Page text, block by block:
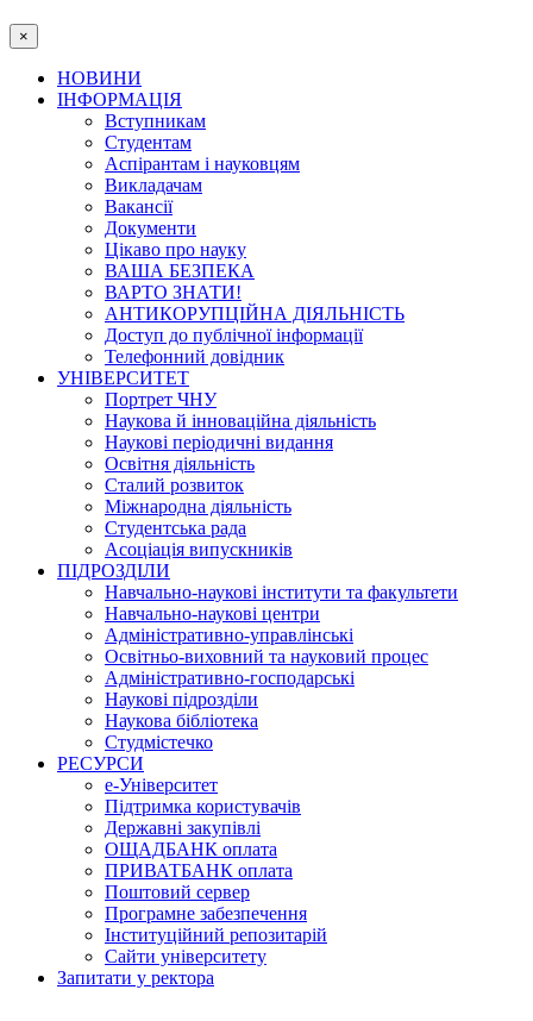
×
НОВИНИ
ІНФОРМАЦІЯ
Вступникам
Студентам
Аспірантам і науковцям
Викладачам
Вакансії
Документи
Цікаво про науку
ВАША БЕЗПЕКА
ВАРТО ЗНАТИ!
АНТИКОРУПЦІЙНА ДІЯЛЬНІСТЬ
Доступ до публічної інформації
Телефонний довідник
УНІВЕРСИТЕТ
Портрет ЧНУ
Наукова й інноваційна діяльність
Наукові періодичні видання
Освітня діяльність
Сталий розвиток
Міжнародна діяльність
Студентська рада
Асоціація випускників
ПІДРОЗДІЛИ
Навчально-наукові інститути та факультети
Навчально-наукові центри
Адміністративно-управлінські
Освітньо-виховний та науковий процес
Адміністративно-господарські
Наукові підрозділи
Наукова бібліотека
Студмістечко
РЕСУРСИ
е-Університет
Підтримка користувачів
Державні закупівлі
ОЩАДБАНК оплата
ПРИВАТБАНК оплата
Поштовий сервер
Програмне забезпечення
Інституційний репозитарій
Сайти університету
Запитати у ректора